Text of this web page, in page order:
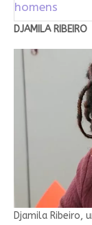
homens
DJAMILA RIBEIRO
Djamila Ribeiro,